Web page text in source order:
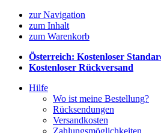
zur Navigation
zum Inhalt
zum Warenkorb
Österreich: Kostenloser
Kostenloser Rückversand
Hilfe
Wo ist meine Bestellung?
Rücksendungen
Versandkosten
Zahlungsmöglichkeiten